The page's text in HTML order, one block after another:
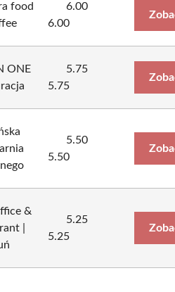
food
6.00
6.00
ONE
5.75
5.75
5.50
5.50
&
|
5.25
5.25